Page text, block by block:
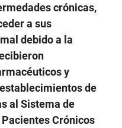
crónicas,
a sus
debido a la
y
de
al Sistema de
Crónicos